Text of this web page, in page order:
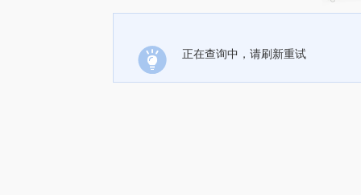
正在查询中，请刷新重试